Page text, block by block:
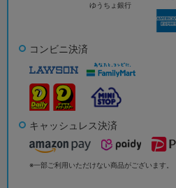
ゆうちょ銀行
コンビニ決済
キャッシュレス決済
※一部ご利用いただけない商品がございます。